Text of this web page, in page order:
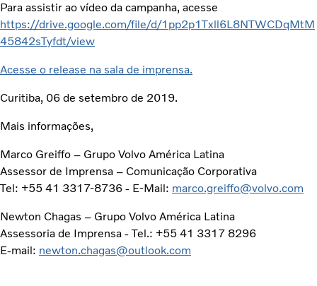
Para assistir ao vídeo da campanha, acesse
https://drive.google.com/file/d/1pp2p1Txll6L8NTWCDqMtM
45842sTyfdt/view
Acesse o release na sala de imprensa.
Curitiba, 06 de setembro de 2019.
Mais informações,
Marco Greiffo – Grupo Volvo América Latina
Assessor de Imprensa – Comunicação Corporativa
Tel: +55 41 3317-8736 - E-Mail: marco.greiffo@volvo.com
Newton Chagas – Grupo Volvo América Latina
Assessoria de Imprensa - Tel.: +55 41 3317 8296
E-mail: newton.chagas@outlook.com